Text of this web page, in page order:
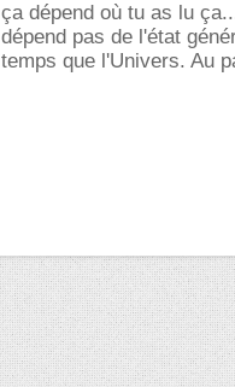
ça dépend où tu as lu
dépend pas de l'état
temps que l'Univers. Au